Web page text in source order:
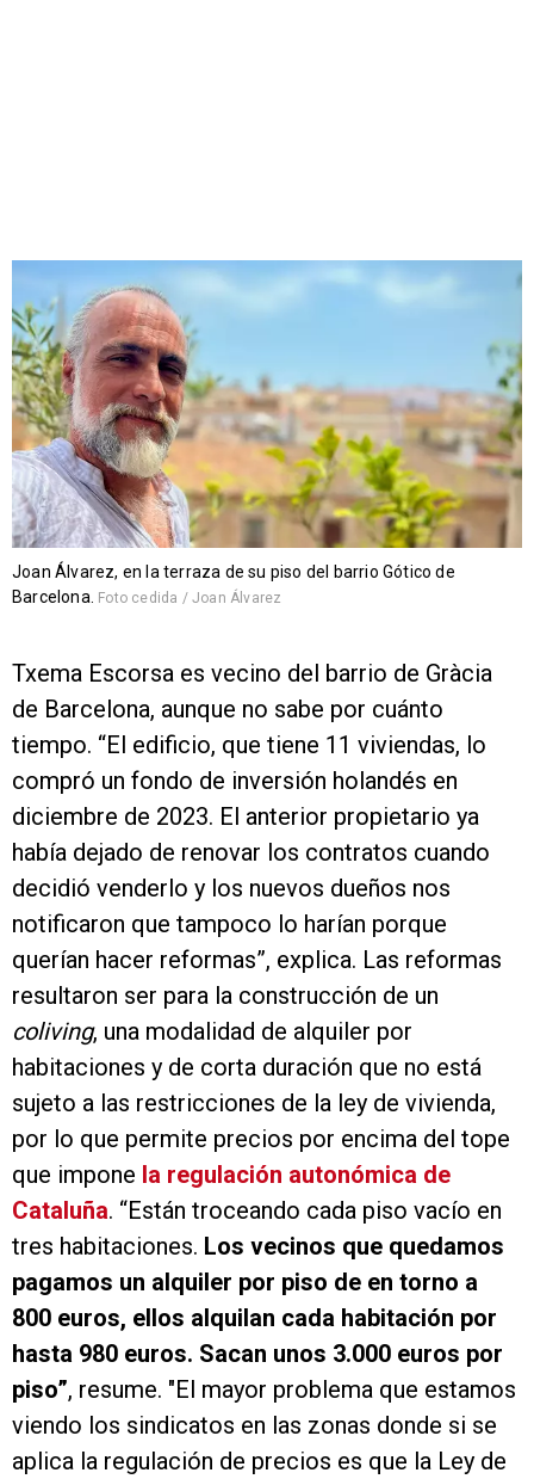
Joan Álvarez, en la terraza de su piso del barrio Gótico de
Barcelona. Foto cedida / Joan Álvarez
Txema Escorsa es vecino del barrio de Gràcia
de Barcelona, aunque no sabe por cuánto
tiempo. “El edificio, que tiene 11 viviendas, lo
compró un fondo de inversión holandés en
diciembre de 2023. El anterior propietario ya
había dejado de renovar los contratos cuando
decidió venderlo y los nuevos dueños nos
notificaron que tampoco lo harían porque
querían hacer reformas”, explica. Las reformas
resultaron ser para la construcción de un
coliving, una modalidad de alquiler por
habitaciones y de corta duración que no está
sujeto a las restricciones de la ley de vivienda,
por lo que permite precios por encima del tope
que impone la regulación autonómica de
Cataluña. “Están troceando cada piso vacío en
tres habitaciones. Los vecinos que quedamos
pagamos un alquiler por piso de en torno a
800 euros, ellos alquilan cada habitación por
hasta 980 euros. Sacan unos 3.000 euros por
piso”, resume. "El mayor problema que estamos
viendo los sindicatos en las zonas donde si se
aplica la regulación de precios es que la Ley de